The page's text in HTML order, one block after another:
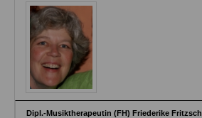
Dipl.-Musiktherapeutin (FH) Friederike Fritzsch